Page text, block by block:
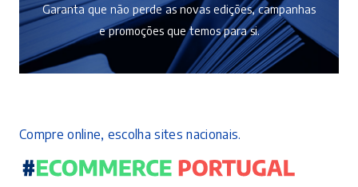
Garanta que não perde as novas edições, campanhas
e promoções que temos para si.
Compre online, escolha sites nacionais.